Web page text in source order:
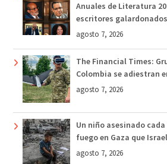
Anuales de Literatura
escritores
agosto 7, 2026
The Financial Times:
Colombia se adiestran
agosto 7, 2026
Un niño asesinado
fuego en Gaza que
agosto 7, 2026